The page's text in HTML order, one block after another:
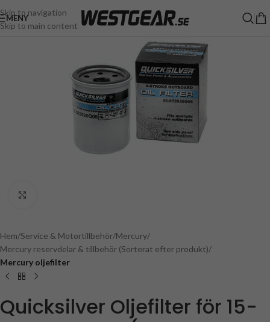
Skip to navigation
Skip to main content
MENY
Hem Service & Motortillbehör Mercury
Mercury reservdelar & tillbehör (Sorterat efter produkt)
Mercury oljefilter
Quicksilver Oljefilter för 15-